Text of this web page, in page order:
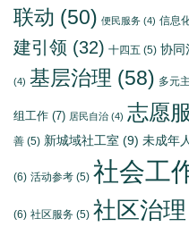
联动 (50) 便民服务 (4) 信息
建引领 (32) 十四五 (5) 协同
(4) 基层治理 (58) 多元
组工作 (7) 居民自治 (4) 志愿
善 (5) 新城域社工室 (9) 未成年
(6) 活动参考 (5) 社会工
(6) 社区服务 (5) 社区治理